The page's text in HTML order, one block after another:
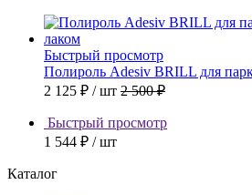
Быстрый просмотр
Полироль Adesiv BRILL для
2 125 ₽ / шт 2 500 ₽
Быстрый просмотр
1 544 ₽ / шт
Каталог